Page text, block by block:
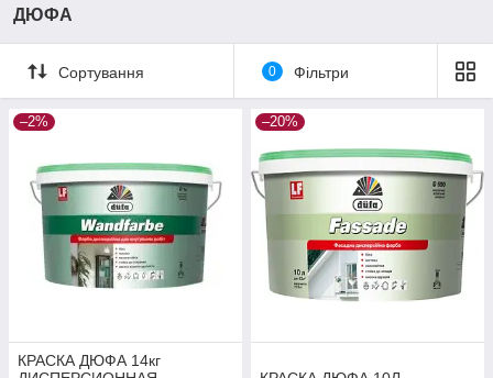
ДЮФА
Сортування 0 Фільтри
–2%
КРАСКА ДЮФА 14кг
–20%